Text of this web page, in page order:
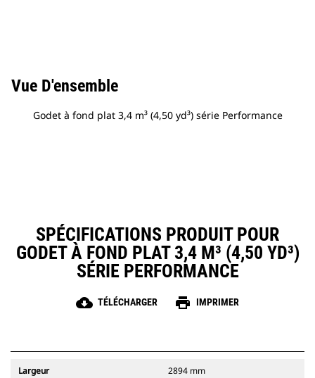
Vue D'ensemble
Godet à fond plat 3,4 m³ (4,50 yd³) série Performance
SPÉCIFICATIONS PRODUIT POUR
GODET À FOND PLAT 3,4 M³ (4,50 YD³)
SÉRIE PERFORMANCE
cloud_download TÉLÉCHARGER print IMPRIMER
Largeur 2894 mm